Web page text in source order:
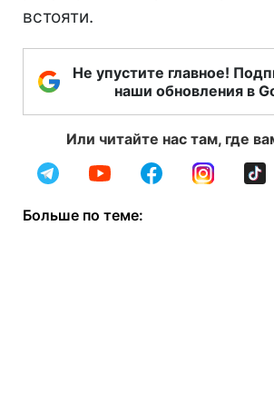
встояти.
Не упустите главное!
наши обновления в
Или читайте нас там, где
Больше по теме: